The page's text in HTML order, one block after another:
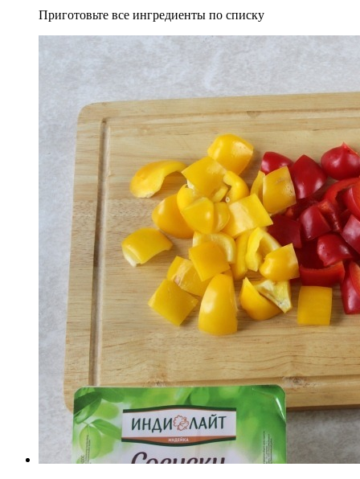
Приготовьте все ингредиенты по списку